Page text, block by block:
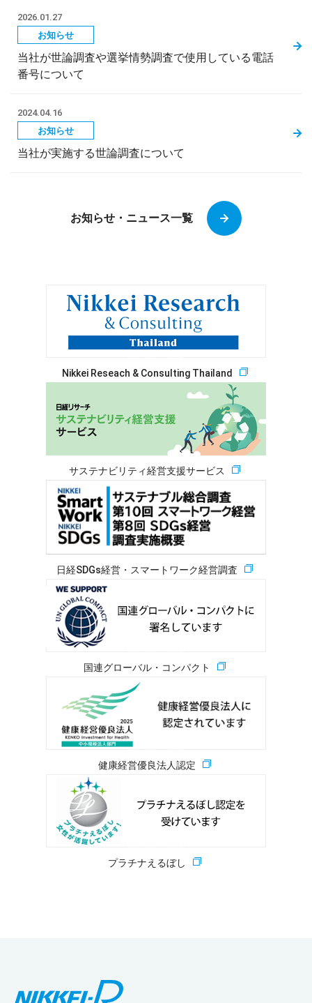
2026.01.27
お知らせ
当社が世論調査や選挙情勢調査で使用している電話
番号について
2024.04.16
お知らせ
当社が実施する世論調査について
お知らせ・ニュース一覧
Nikkei Reseach & Consulting Thailand
サステナビリティ経営支援サービス
日経SDGs経営・スマートワーク経営調査
国連グローバル・コンパクト
健康経営優良法人認定
プラチナえるぼし